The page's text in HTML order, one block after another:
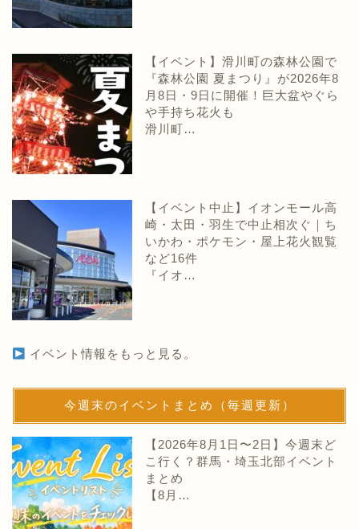
【イベント】滑川町の森林公園で
『森林公園 夏まつり』が2026年8
月8日・9日に開催！巨大盆やぐら
や手持ち花火も
滑川町…
【イベント中止】イオンモール高
崎・太田・羽生で中止相次ぐ｜ち
いかわ・ポケモン・屋上花火観覧
など16件
『イオ…
イベント情報をもっと見る。
今週末のイベントまとめ（毎週更新）
【2026年8月1日〜2日】今週末ど
こ行く？群馬・埼玉北部イベント
まとめ
【8月…